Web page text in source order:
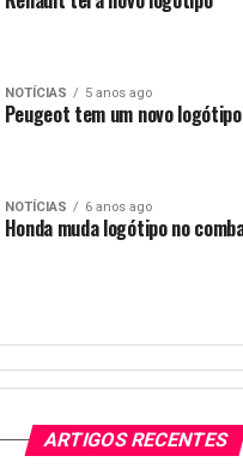
NOTÍCIAS 5 anos ago
Peugeot tem um novo logótipo
NOTÍCIAS 6 anos ago
Honda muda logótipo no
ARTIGOS RECENTES